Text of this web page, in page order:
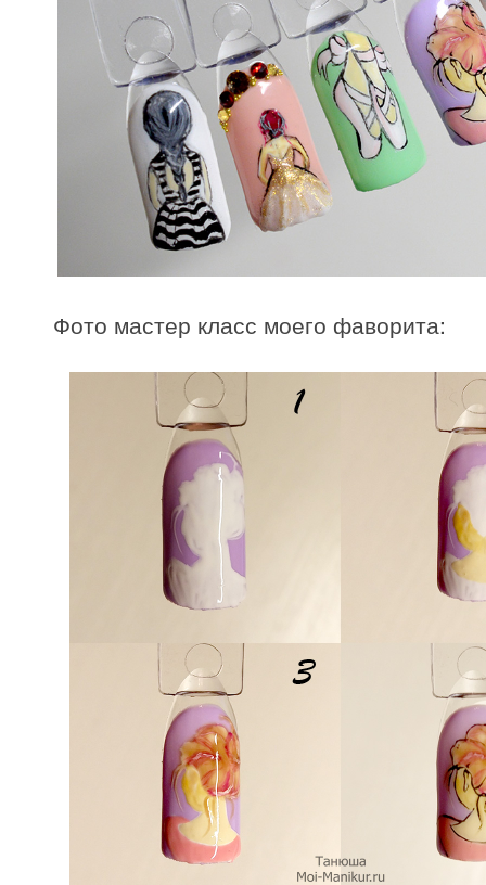
Фото мастер класс моего фаворита: